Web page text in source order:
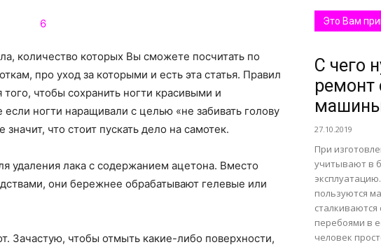
все
количество которых Вы сможете посчитать по
про уход за которыми и есть эта статья. Правил
того, чтобы сохранить ногти красивыми и
ногти наращивали с целью «не забивать голову
что стоит пускать дело на самотек.
удаления лака с содержанием ацетона. Вместо
они бережнее обрабатывают гелевые или
Зачастую, чтобы отмыть какие-либо поверхности,
Это Вам
С чего
ремонт
27.10.2019
При
учитывают в
пользуются
перебоями в
человек